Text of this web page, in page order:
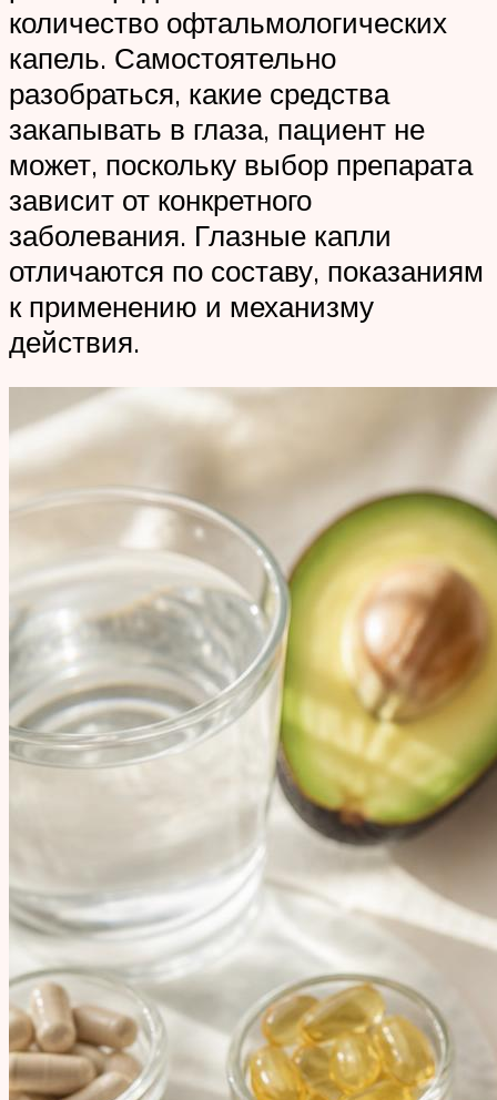
количество офтальмологических
капель. Самостоятельно
разобраться, какие средства
закапывать в глаза, пациент не
может, поскольку выбор препарата
зависит от конкретного
заболевания. Глазные капли
отличаются по составу, показаниям
к применению и механизму
действия.